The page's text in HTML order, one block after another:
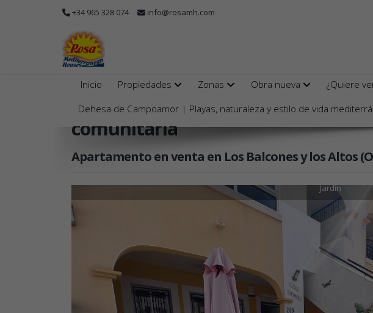
+34 965 328 074 info@rosamh.com
Inicio Propiedades Zonas Obra nueva ¿Quiere
Dehesa de Campoamor | Playas, naturaleza y estilo de vida
B-3530Precioso apartamento
comunitaria
Apartamento en venta en Los Balcones y los Altos
Jardín